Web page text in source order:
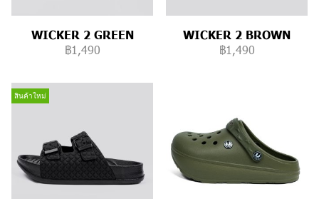
WICKER 2 GREEN
฿1,490
WICKER 2 BROWN
฿1,490
สินค้าใหม่